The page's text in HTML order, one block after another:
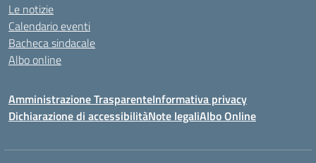
Le notizie
Calendario eventi
Bacheca sindacale
Albo online
Amministrazione TrasparenteInformativa privacy
Dichiarazione di accessibilitàNote legaliAlbo Online